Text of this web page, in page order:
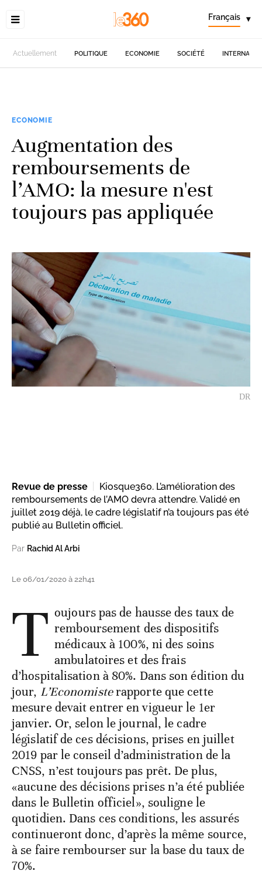
Français ▾
Actuellement POLITIQUE ECONOMIE SOCIÉTÉ
ECONOMIE
Augmentation des
remboursements de
l’AMO: la mesure n'est
toujours pas appliquée
DR
Revue de presse
Kiosque360. L’amélioration des
remboursements de l’AMO devra attendre. Validé en
juillet 2019 déjà, le cadre législatif n’a toujours pas été
publié au Bulletin officiel.
Par Rachid Al Arbi
Le 06/01/2020 à 22h41
T oujours pas de hausse des taux de
remboursement des dispositifs
médicaux à 100%, ni des soins
ambulatoires et des frais
d’hospitalisation à 80%. Dans son édition du
jour, L’Economisterapporte que cette
mesure devait entrer en vigueur le 1er
janvier. Or, selon le journal, le cadre
législatif de ces décisions, prises en juillet
2019 par le conseil d’administration de la
CNSS, n’est toujours pas prêt. De plus,
«aucune des décisions prises n’a été publiée
dans le Bulletin officiel», souligne le
quotidien. Dans ces conditions, les assurés
continueront donc, d’après la même source,
à se faire rembourser sur la base du taux de
70%.